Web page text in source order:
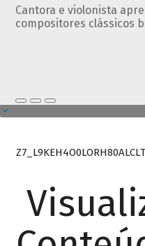
Cantora e violonista
compositores clássicos